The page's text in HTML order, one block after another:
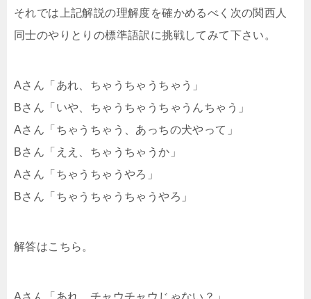
それでは上記解説の理解度を確かめるべく次の関西人
同士のやりとりの標準語訳に挑戦してみて下さい。
Aさん「あれ、ちゃうちゃうちゃう」
Bさん「いや、ちゃうちゃうちゃうんちゃう」
Aさん「ちゃうちゃう、あっちの犬やって」
Bさん「ええ、ちゃうちゃうか」
Aさん「ちゃうちゃうやろ」
Bさん「ちゃうちゃうちゃうやろ」
解答はこちら。
Aさん「あれ、チャウチャウじゃない？」